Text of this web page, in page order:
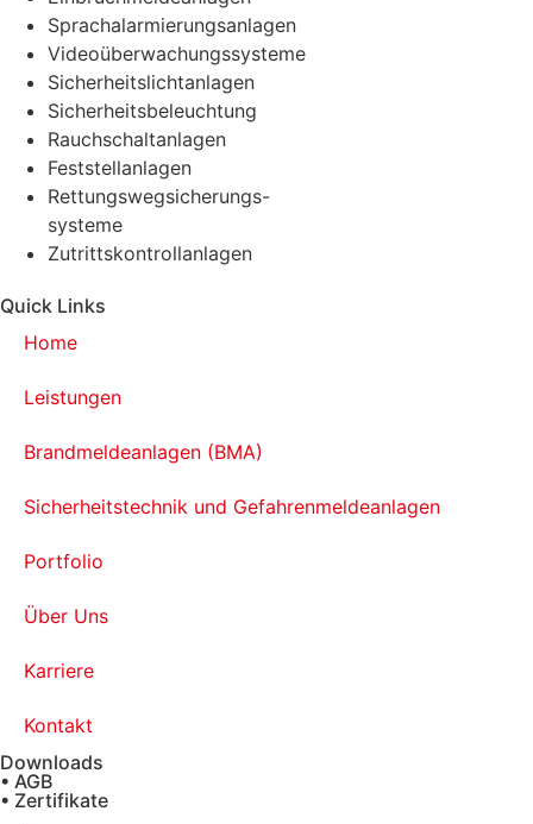
Sprachalarmierungsanlagen
Videoüberwachungssysteme
Sicherheitslichtanlagen
Sicherheitsbeleuchtung
Rauchschaltanlagen
Feststellanlagen
Rettungswegsicherungs-
systeme
Zutrittskontrollanlagen
Quick Links
Home
Leistungen
Brandmeldeanlagen (BMA)
Sicherheitstechnik und Gefahrenmeldeanlagen
Portfolio
Über Uns
Karriere
Kontakt
Downloads
• AGB
• Zertifikate